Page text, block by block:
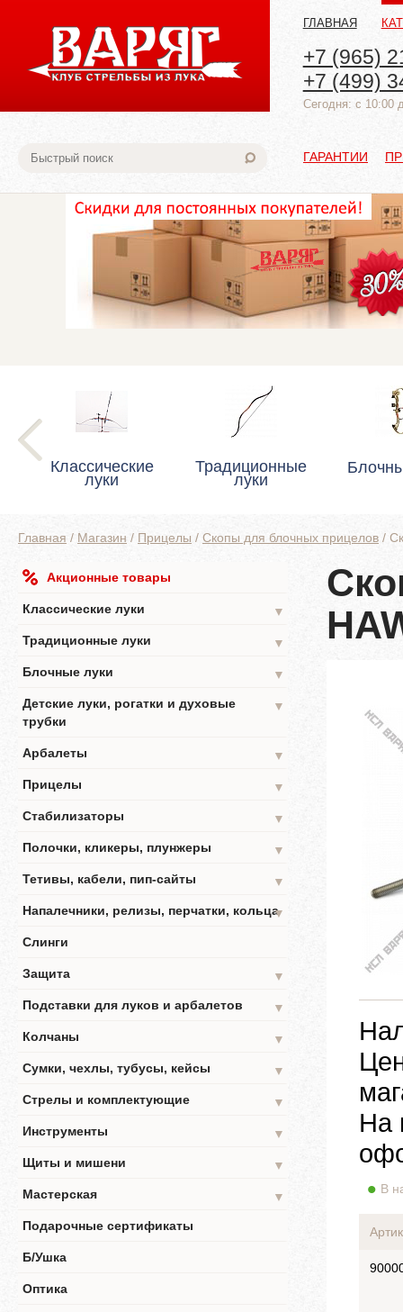
ГЛАВНАЯ
+7 (965)
+7 (499)
Cегодня: с 10:00
ГАРАНТИИ
Классические
луки
Традиционные
луки
Главная / Магазин / Прицелы / Скопы для блочных прицелов /
Акционные товары
Классические луки
▼
Традиционные луки
▼
Блочные луки
▼
Детские луки, рогатки и духовые
трубки
▼
Арбалеты
▼
Прицелы
▼
Стабилизаторы
▼
Полочки, кликеры, плунжеры
▼
Тетивы, кабели, пип-сайты
▼
Напалечники, релизы, перчатки, кольца▼
Слинги
Защита
▼
Подставки для луков и арбалетов
▼
Колчаны
▼
Сумки, чехлы, тубусы, кейсы
▼
Стрелы и комплектующие
▼
Инструменты
▼
Щиты и мишени
▼
Мастерская
▼
Подарочные сертификаты
Б/Ушка
Оптика
На
В